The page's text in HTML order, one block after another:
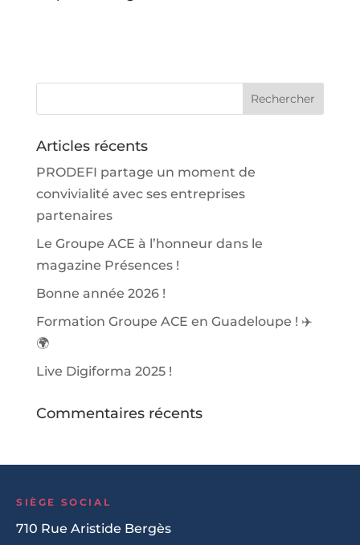
Articles récents
PRODEFI partage un moment de
convivialité avec ses entreprises
partenaires
Le Groupe ACE à l’honneur dans le
magazine Présences !
Bonne année 2026 !
Formation Groupe ACE en Guadeloupe ! ✈️
🌍
Live Digiforma 2025 !
Commentaires récents
SIÈGE SOCIAL
710 Rue Aristide Bergès